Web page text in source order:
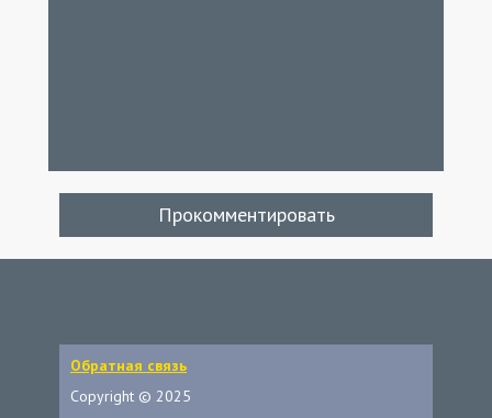
Прокомментировать
Обратная связь
Copyright © 2025